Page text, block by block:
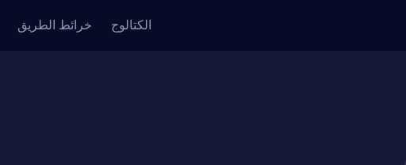
الكتالوج خرائط الطريق